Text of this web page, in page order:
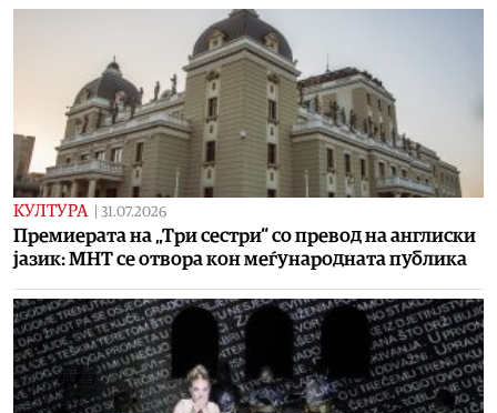
КУЛТУРА 31.07.2026
Премиерата на „Три сестри“ со превод на англиски
јазик: МНТ се отвора кон меѓународната публика